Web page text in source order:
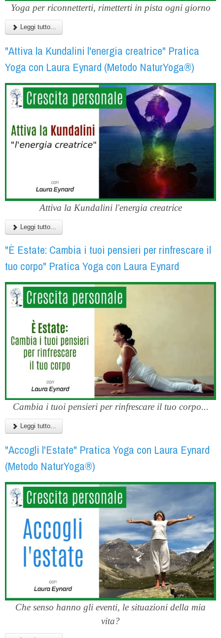
Yoga per riconnetterti, rimetterti in pista ogni giorno
Leggi tutto...
"Attiva la Kundalini l'energia creatrice" Pratica
Yoga con Laura Eynard (Metodo NaturYoga®)
Attiva la Kundalini l'energia creatrice
Leggi tutto...
"È Estate: Cambia i tuoi pensieri per rinfrescare il
tuo corpo" Pratica Yoga con Laura Eynard
Cambia i tuoi pensieri per rinfrescare il tuo corpo...
Leggi tutto...
"Accogli l'Estate" Pratica Yoga con Laura Eynard
(Metodo NaturYoga®)
Che senso hanno gli eventi, le situazioni della mia
vita?